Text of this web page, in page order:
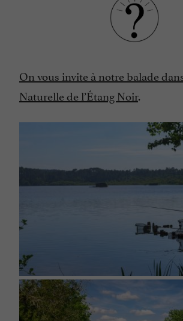
On vous invite à notre balade
Naturelle de l’Étang Noir.